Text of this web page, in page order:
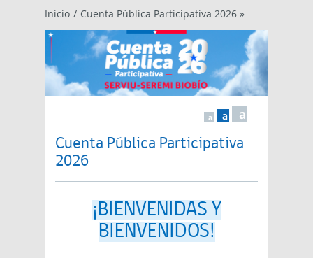
Inicio / Cuenta Pública Participativa 2026 »
a a a
Cuenta Pública Participativa
2026
¡BIENVENIDAS Y
BIENVENIDOS!